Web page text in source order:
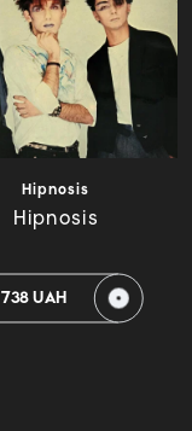
Hipnosis
Hipnosis
738 UAH